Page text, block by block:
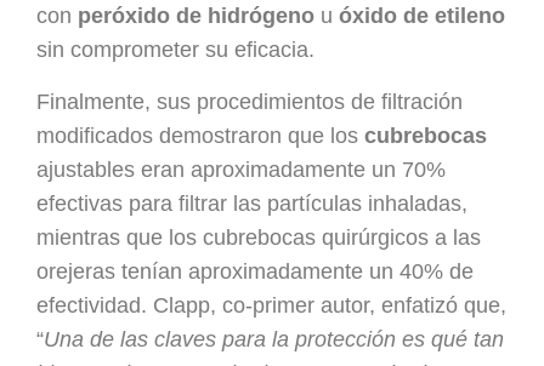
con peróxido de hidrógeno u óxido de etileno
sin comprometer su eficacia.
Finalmente, sus procedimientos de filtración
modificados demostraron que los cubrebocas
ajustables eran aproximadamente un 70%
efectivas para filtrar las partículas inhaladas,
mientras que los cubrebocas quirúrgicos a las
orejeras tenían aproximadamente un 40% de
efectividad. Clapp, co-primer autor, enfatizó que,
“Una de las claves para la protección es qué tan